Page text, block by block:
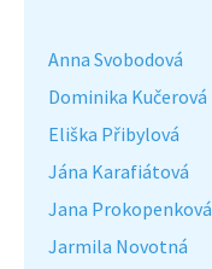
Anna Svobodová
Dominika Kučerová
Eliška Přibylová
Jána Karafiátová
Jana Prokopenková
Jarmila Novotná